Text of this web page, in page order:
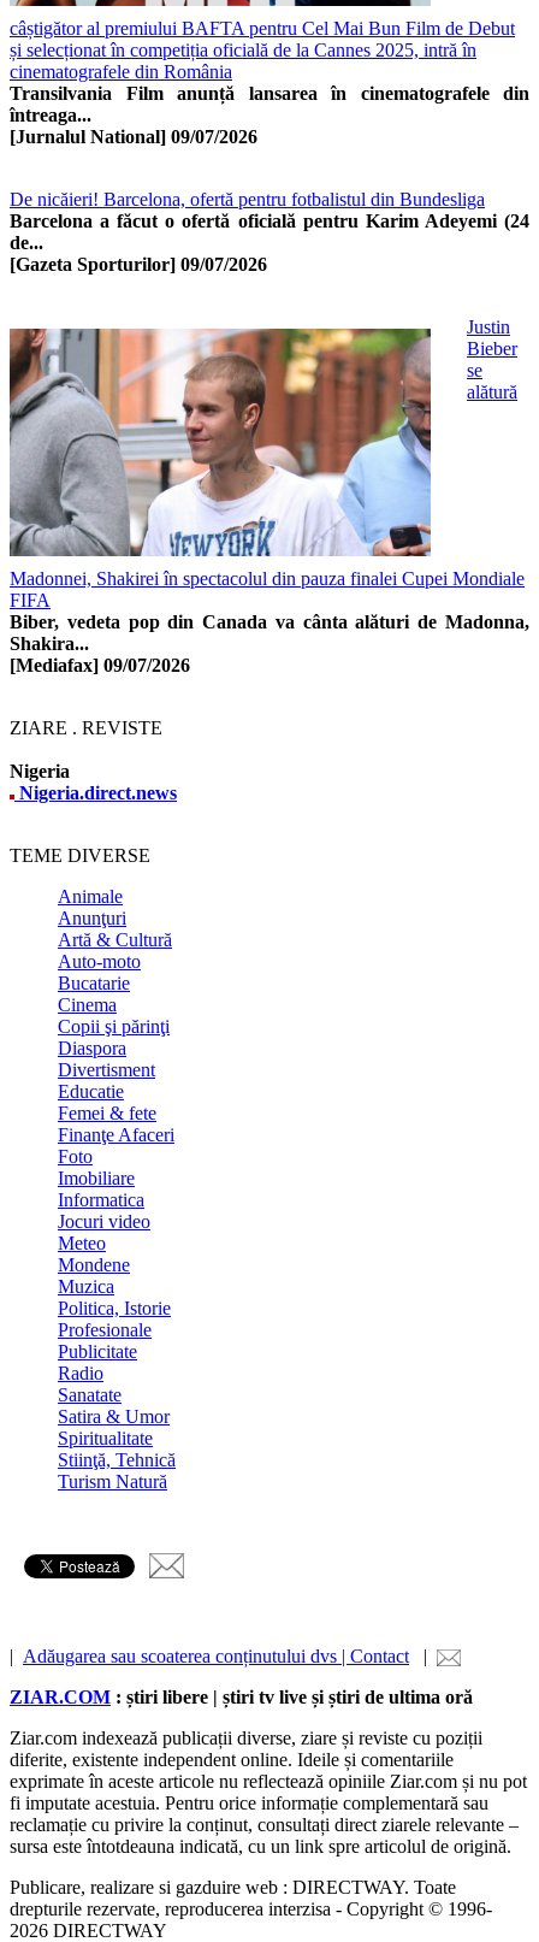
câștigător al premiului BAFTA pentru Cel Mai Bun Film de Debut
și selecționat în competiția oficială de la Cannes 2025, intră în
cinematografele din România
Transilvania Film anunță lansarea în cinematografele din
întreaga...
[Jurnalul National] 09/07/2026
De nicăieri! Barcelona, ofertă pentru fotbalistul din Bundesliga
Barcelona a făcut o ofertă oficială pentru Karim Adeyemi (24
de...
[Gazeta Sporturilor] 09/07/2026
Justin
Bieber
se
alătură
Madonnei, Shakirei în spectacolul din pauza finalei Cupei Mondiale
FIFA
Biber, vedeta pop din Canada va cânta alături de Madonna,
Shakira...
[Mediafax] 09/07/2026
ZIARE . REVISTE
Nigeria
Nigeria.direct.news
TEME DIVERSE
Animale
Anunţuri
Artă & Cultură
Auto-moto
Bucatarie
Cinema
Copii şi părinţi
Diaspora
Divertisment
Educatie
Femei & fete
Finanţe Afaceri
Foto
Imobiliare
Informatica
Jocuri video
Meteo
Mondene
Muzica
Politica, Istorie
Profesionale
Publicitate
Radio
Sanatate
Satira & Umor
Spiritualitate
Stiinţă, Tehnică
Turism Natură
| Adăugarea sau scoaterea conținutului dvs | Contact |
ZIAR.COM : știri libere | știri tv live și știri de ultima oră
Ziar.com indexează publicații diverse, ziare și reviste cu poziții
diferite, existente independent online. Ideile și comentariile
exprimate în aceste articole nu reflectează opiniile Ziar.com și nu pot
fi imputate acestuia. Pentru orice informație complementară sau
reclamație cu privire la conținut, consultați direct ziarele relevante –
sursa este întotdeauna indicată, cu un link spre articolul de origină.
Publicare, realizare si gazduire web : DIRECTWAY. Toate
drepturile rezervate, reproducerea interzisa - Copyright © 1996-
2026 DIRECTWAY